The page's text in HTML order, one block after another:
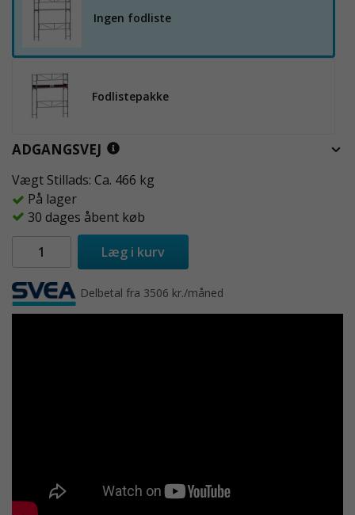
Ingen fodliste
Fodlistepakke
ADGANGSVEJ
Vægt Stillads: Ca. 466 kg
På lager
30 dages åbent køb
Læg i kurv
Delbetal fra 3506 kr./måned